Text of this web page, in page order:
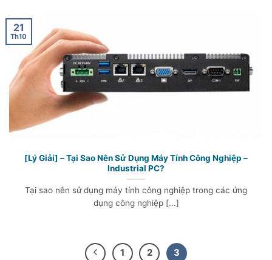
[Lý Giải] – Tại Sao Nên Sử Dụng Máy Tính Công Nghiệp –
Industrial PC?
Tại sao nên sử dụng máy tính công nghiệp trong các ứng
dụng công nghiệp [...]
21
Th10
1 2 3